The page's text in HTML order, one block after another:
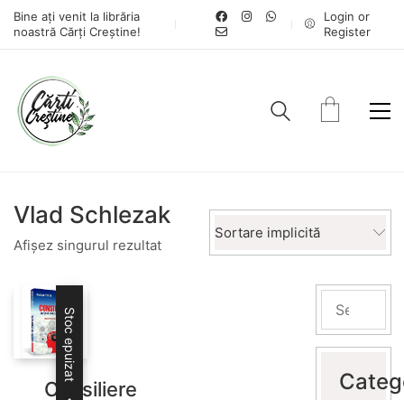
Bine ați venit la librăria
noastră Cărți Creștine!
Login or
Register
Vlad Schlezak
Afișez singurul rezultat
Sortare implicită
Stoc epuizat
Consiliere